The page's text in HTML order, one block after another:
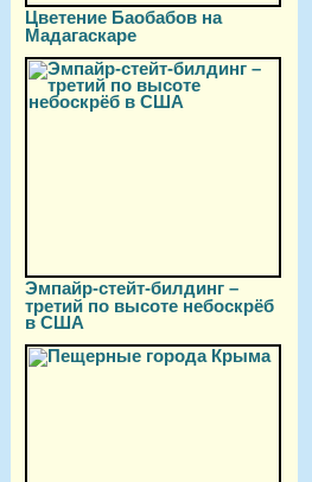
Цветение Баобабов на
Мадагаскаре
Эмпайр-стейт-билдинг –
третий по высоте небоскрёб
в США